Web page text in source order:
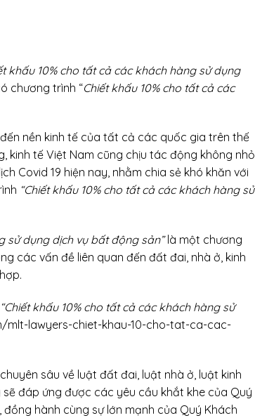
khấu 10% cho tất cả các khách hàng sử dụng
chương trình “Chiết khấu 10% cho tất cả các
nền kinh tế của tất cả các quốc gia trên thế
kinh tế Việt Nam cũng chịu tác động không nhỏ
Covid 19 hiện nay, nhằm chia sẻ khó khăn với
“Chiết khấu 10% cho tất cả các khách hàng sử
sử dụng dịch vụ bất động sản”là một chương
các vấn đề liên quan đến đất đai, nhà ở, kinh
“Chiết khấu 10% cho tất cả các khách hàng sử
lawyers-chiet-khau-10-cho-tat-ca-cac-
sâu về luật đất đai, luật nhà ở, luật kinh
đáp ứng được các yêu cầu khắt khe của Quý
hành cùng sự lớn mạnh của Quý Khách